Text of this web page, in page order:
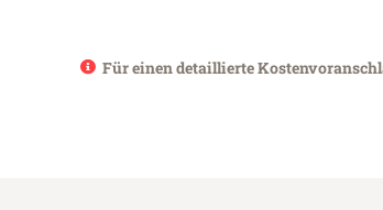
Für einen detaillierte